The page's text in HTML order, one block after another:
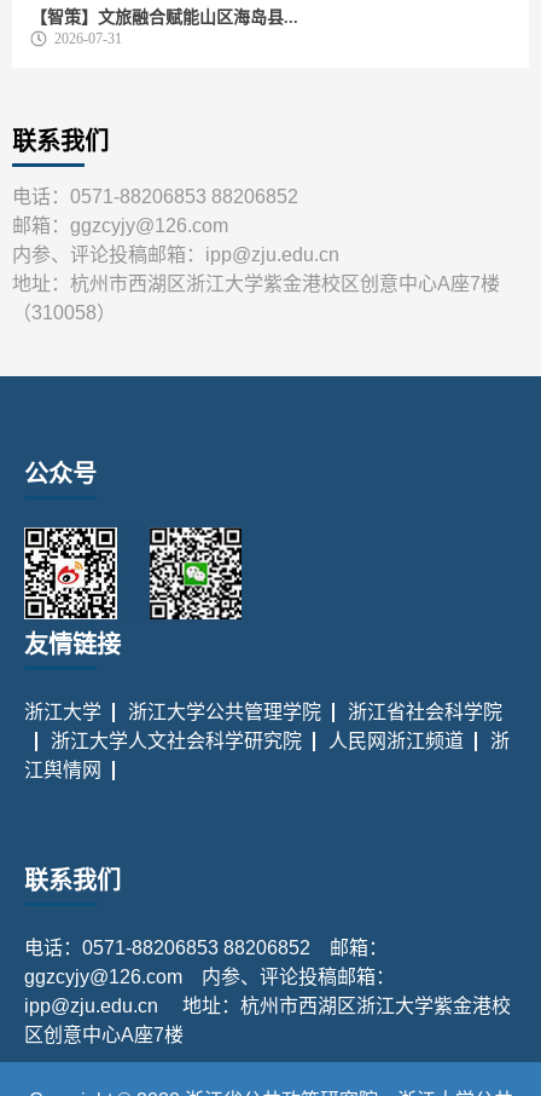
【智策】文旅融合赋能山区海岛县...
2026-07-31
联系我们
电话：0571-88206853 88206852
邮箱：ggzcyjy@126.com
内参、评论投稿邮箱：ipp@zju.edu.cn
地址：杭州市西湖区浙江大学紫金港校区创意中心A座7楼
（310058）
公众号
友情链接
浙江大学 浙江大学公共管理学院
浙江省社会科学院
浙江大学人文社会科学研究院
人民网浙江频道
浙
江舆情网
联系我们
电话：0571-88206853 88206852 邮箱：
ggzcyjy@126.com 内参、评论投稿邮箱：
ipp@zju.edu.cn 地址：杭州市西湖区浙江大学紫金港校
区创意中心A座7楼